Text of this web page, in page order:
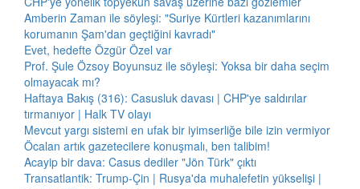
Amberin Zaman ile söyleşi: "Suriye Kürtleri kazanımlarını
korumanın Şam'dan geçtiğini kavradı"
Evet, hedefte Özgür Özel var
Prof. Şule Özsoy Boyunsuz ile söyleşi: Yoksa bir daha seçim
olmayacak mı?
Haftaya Bakış (316): Casusluk davası | CHP'ye saldırılar
tırmanıyor | Halk TV olayı
Mevcut yargı sistemi en ufak bir iyimserliğe bile izin vermiyor
Öcalan artık gazetecilere konuşmalı, ben talibim!
Acayip bir dava: Casus dediler "Jön Türk" çıktı
Transatlantik: Trump-Çin | Rusya'da muhalefetin yükselişi |